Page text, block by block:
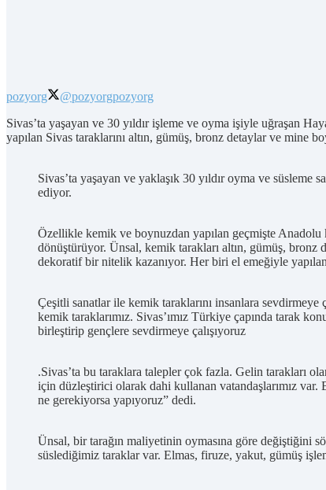
pozyorg @pozyorgpozyorg
Sivas’ta yaşayan ve 30 yıldır işleme ve oyma işiyle uğraşan
yapılan Sivas taraklarını altın, gümüş, bronz detaylar ve mine
Sivas’ta yaşayan ve yaklaşık 30 yıldır oyma ve
ediyor.
Özellikle kemik ve boynuzdan yapılan geçmişte Anadolu
dönüştürüyor. Ünsal, kemik tarakları altın, gümüş,
dekoratif bir nitelik kazanıyor. Her biri el emeğiyle
Çeşitli sanatlar ile kemik taraklarını insanlara sevdirmeye
kemik taraklarımız. Sivas’ımız Türkiye çapında tarak
birleştirip gençlere sevdirmeye çalışıyoruz
.Sivas’ta bu taraklara talepler çok fazla. Gelin tarakları
için düzleştirici olarak dahi kullanan vatandaşlarımız
ne gerekiyorsa yapıyoruz” dedi.
Ünsal, bir tarağın maliyetinin oymasına göre değiştiğini
süslediğimiz taraklar var. Elmas, firuze, yakut, gümüş